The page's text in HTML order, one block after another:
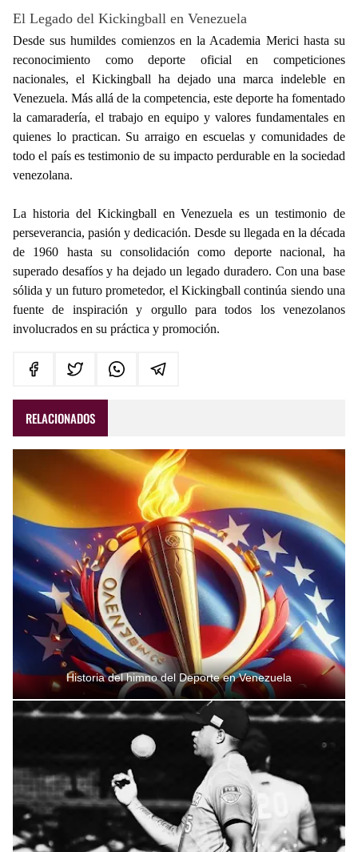
El Legado del Kickingball en Venezuela
Desde sus humildes comienzos en la Academia Merici hasta su
reconocimiento como deporte oficial en competiciones
nacionales, el Kickingball ha dejado una marca indeleble en
Venezuela. Más allá de la competencia, este deporte ha fomentado
la camaradería, el trabajo en equipo y valores fundamentales en
quienes lo practican. Su arraigo en escuelas y comunidades de
todo el país es testimonio de su impacto perdurable en la sociedad
venezolana.
La historia del Kickingball en Venezuela es un testimonio de
perseverancia, pasión y dedicación. Desde su llegada en la década
de 1960 hasta su consolidación como deporte nacional, ha
superado desafíos y ha dejado un legado duradero. Con una base
sólida y un futuro prometedor, el Kickingball continúa siendo una
fuente de inspiración y orgullo para todos los venezolanos
involucrados en su práctica y promoción.
RELACIONADOS
Historia del himno del Deporte en Venezuela